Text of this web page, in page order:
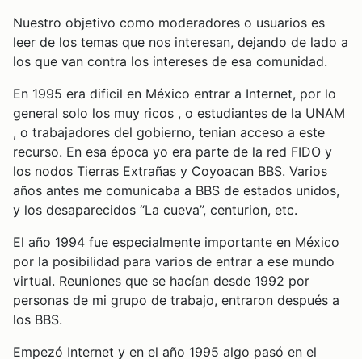
Nuestro objetivo como moderadores o usuarios es
leer de los temas que nos interesan, dejando de lado a
los que van contra los intereses de esa comunidad.
En 1995 era dificil en México entrar a Internet, por lo
general solo los muy ricos , o estudiantes de la UNAM
, o trabajadores del gobierno, tenian acceso a este
recurso. En esa época yo era parte de la red FIDO y
los nodos Tierras Extrañas y Coyoacan BBS. Varios
años antes me comunicaba a BBS de estados unidos,
y los desaparecidos “La cueva”, centurion, etc.
El año 1994 fue especialmente importante en México
por la posibilidad para varios de entrar a ese mundo
virtual. Reuniones que se hacían desde 1992 por
personas de mi grupo de trabajo, entraron después a
los BBS.
Empezó Internet y en el año 1995 algo pasó en el